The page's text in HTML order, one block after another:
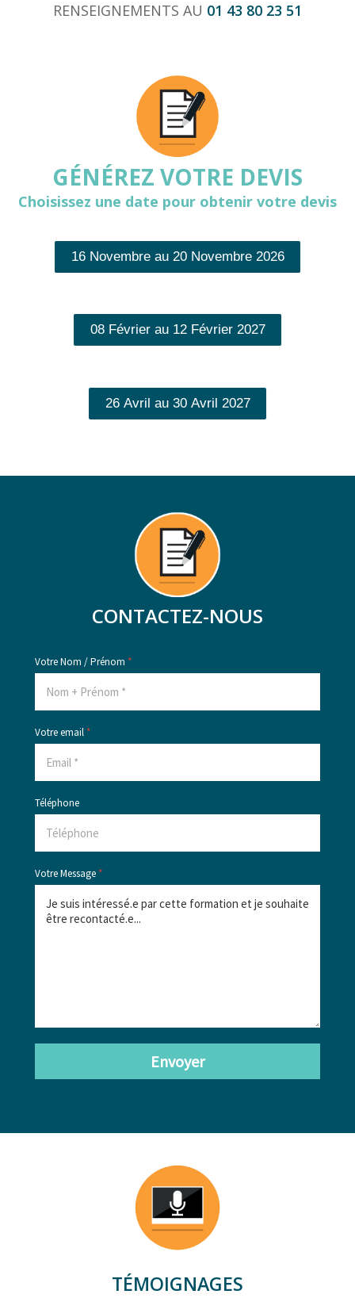
RENSEIGNEMENTS AU 01 43 80 23 51
GÉNÉREZ VOTRE DEVIS
Choisissez une date pour obtenir votre devis
16 Novembre au 20 Novembre 2026
08 Février au 12 Février 2027
26 Avril au 30 Avril 2027
CONTACTEZ-NOUS
Votre Nom / Prénom *
Votre email *
Téléphone
Votre Message *
Envoyer
TÉMOIGNAGES